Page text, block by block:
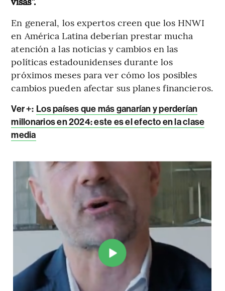
En general, los expertos creen que los HNWI
en América Latina deberían prestar mucha
atención a las noticias y cambios en las
políticas estadounidenses durante los
próximos meses para ver cómo los posibles
cambios pueden afectar sus planes financieros.
Ver +: Los países que más ganarían y perderían
millonarios en 2024: este es el efecto en la clase
media